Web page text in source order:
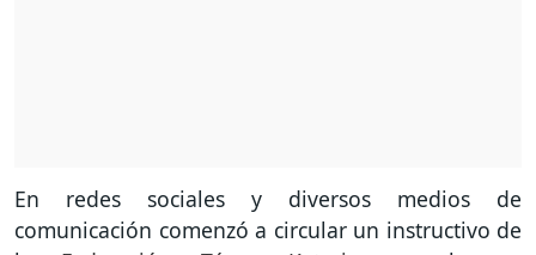
En redes sociales y diversos medios de
comunicación comenzó a circular un instructivo de